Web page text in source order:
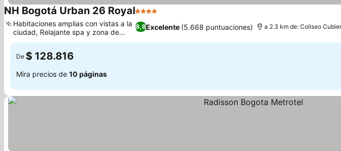
NH Bogotá Urban 26 Royal4 Estrellas
8,8Excelente (5.668 puntuaciones)
Habitaciones amplias con vistas a la
ciudad, Relajante spa y zona de
bienestar
a 2.3 km de: Coliseo
De $ 128.816
Mira precios de 10 páginas